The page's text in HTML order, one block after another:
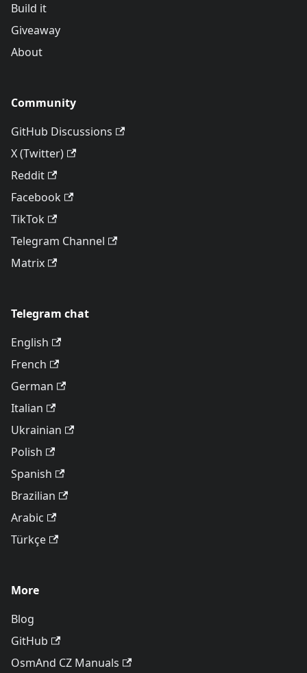
Build it
Giveaway
About
Community
GitHub Discussions
X (Twitter)
Reddit
Facebook
TikTok
Telegram Channel
Matrix
Telegram chat
English
French
German
Italian
Ukrainian
Polish
Spanish
Brazilian
Arabic
Türkçe
More
Blog
GitHub
OsmAnd CZ Manuals